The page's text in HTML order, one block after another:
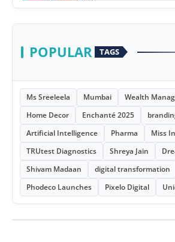
POPULAR TAGS
Ms Sreeleela Mumbai Wealth
Home Decor
Enchanté 2025
Artificial Intelligence
Pharma
Miss
TRUtest Diagnostics
Shreya Jain
Shivam Madaan
digital transformation
Phodeco Launches
Pixelo Digital